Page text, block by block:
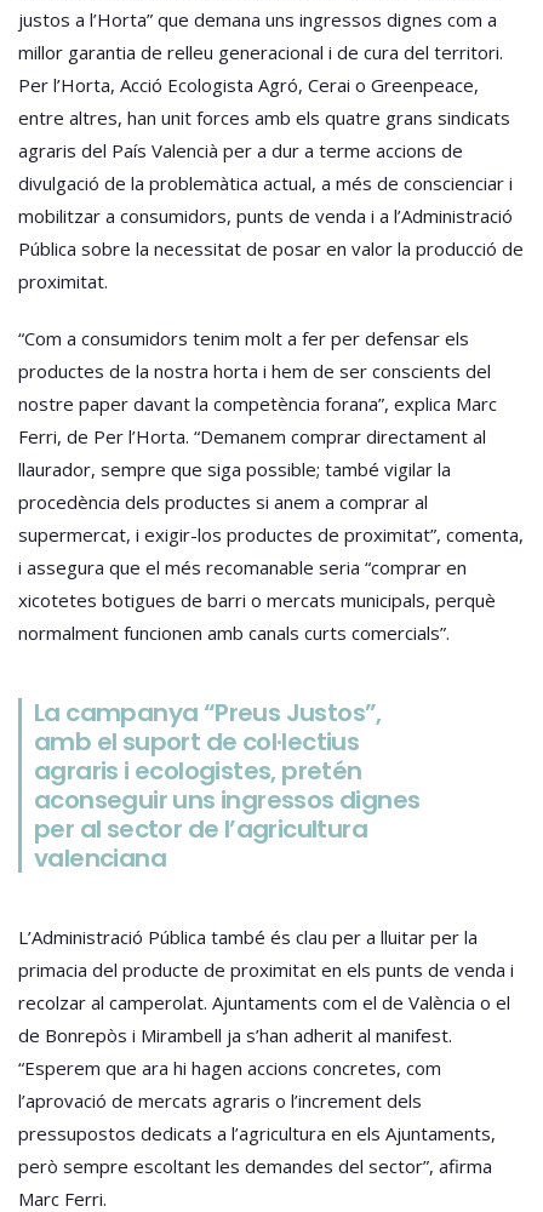
justos a l’Horta” que demana uns ingressos dignes com a
millor garantia de relleu generacional i de cura del territori.
Per l’Horta, Acció Ecologista Agró, Cerai o Greenpeace,
entre altres, han unit forces amb els quatre grans sindicats
agraris del País Valencià per a dur a terme accions de
divulgació de la problemàtica actual, a més de conscienciar i
mobilitzar a consumidors, punts de venda i a l’Administració
Pública sobre la necessitat de posar en valor la producció de
proximitat.
“Com a consumidors tenim molt a fer per defensar els
productes de la nostra horta i hem de ser conscients del
nostre paper davant la competència forana”, explica Marc
Ferri, de Per l’Horta. “Demanem comprar directament al
llaurador, sempre que siga possible; també vigilar la
procedència dels productes si anem a comprar al
supermercat, i exigir-los productes de proximitat”, comenta,
i assegura que el més recomanable seria “comprar en
xicotetes botigues de barri o mercats municipals, perquè
normalment funcionen amb canals curts comercials”.
La campanya “Preus Justos”,
amb el suport de col·lectius
agraris i ecologistes, pretén
aconseguir uns ingressos dignes
per al sector de l’agricultura
valenciana
L’Administració Pública també és clau per a lluitar per la
primacia del producte de proximitat en els punts de venda i
recolzar al camperolat. Ajuntaments com el de València o el
de Bonrepòs i Mirambell ja s’han adherit al manifest.
“Esperem que ara hi hagen accions concretes, com
l’aprovació de mercats agraris o l’increment dels
pressupostos dedicats a l’agricultura en els Ajuntaments,
però sempre escoltant les demandes del sector”, afirma
Marc Ferri.